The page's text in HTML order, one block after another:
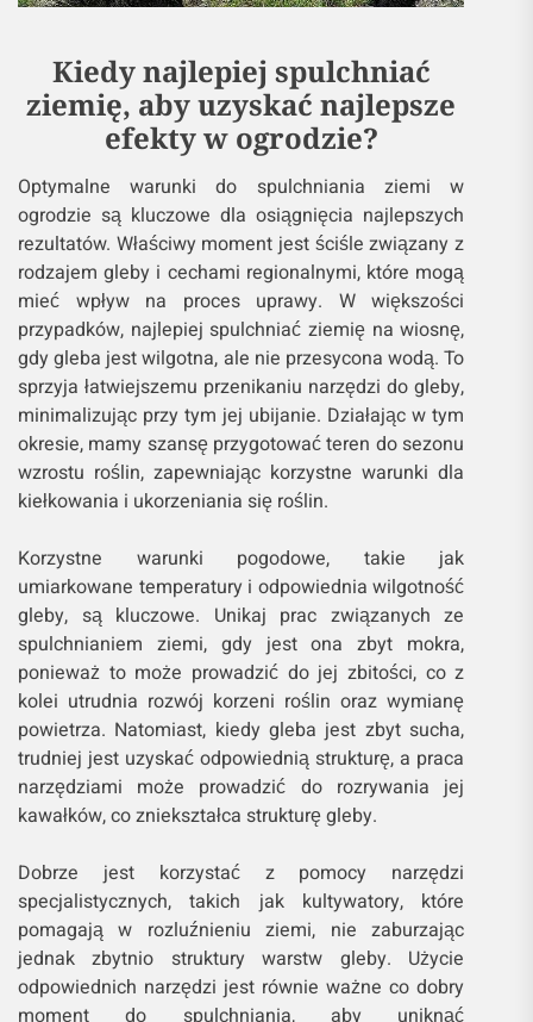
Kiedy najlepiej spulchniać
ziemię, aby uzyskać najlepsze
efekty w ogrodzie?
Optymalne warunki do spulchniania ziemi w
ogrodzie są kluczowe dla osiągnięcia najlepszych
rezultatów. Właściwy moment jest ściśle związany z
rodzajem gleby i cechami regionalnymi, które mogą
mieć wpływ na proces uprawy. W większości
przypadków, najlepiej spulchniać ziemię na wiosnę,
gdy gleba jest wilgotna, ale nie przesycona wodą. To
sprzyja łatwiejszemu przenikaniu narzędzi do gleby,
minimalizując przy tym jej ubijanie. Działając w tym
okresie, mamy szansę przygotować teren do sezonu
wzrostu roślin, zapewniając korzystne warunki dla
kiełkowania i ukorzeniania się roślin.
Korzystne warunki pogodowe, takie jak
umiarkowane temperatury i odpowiednia wilgotność
gleby, są kluczowe. Unikaj prac związanych ze
spulchnianiem ziemi, gdy jest ona zbyt mokra,
ponieważ to może prowadzić do jej zbitości, co z
kolei utrudnia rozwój korzeni roślin oraz wymianę
powietrza. Natomiast, kiedy gleba jest zbyt sucha,
trudniej jest uzyskać odpowiednią strukturę, a praca
narzędziami może prowadzić do rozrywania jej
kawałków, co zniekształca strukturę gleby.
Dobrze jest korzystać z pomocy narzędzi
specjalistycznych, takich jak kultywatory, które
pomagają w rozluźnieniu ziemi, nie zaburzając
jednak zbytnio struktury warstw gleby. Użycie
odpowiednich narzędzi jest równie ważne co dobry
moment do spulchniania, aby uniknąć